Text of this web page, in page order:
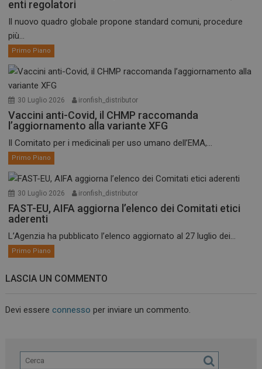
enti regolatori
Il nuovo quadro globale propone standard comuni, procedure
più...
Primo Piano
30 Luglio 2026 ironfish_distributor
Vaccini anti-Covid, il CHMP raccomanda
l’aggiornamento alla variante XFG
Il Comitato per i medicinali per uso umano dell’EMA,...
Primo Piano
30 Luglio 2026 ironfish_distributor
FAST-EU, AIFA aggiorna l’elenco dei Comitati etici
aderenti
L’Agenzia ha pubblicato l’elenco aggiornato al 27 luglio dei...
Primo Piano
LASCIA UN COMMENTO
Devi essereconnesso per inviare un commento.